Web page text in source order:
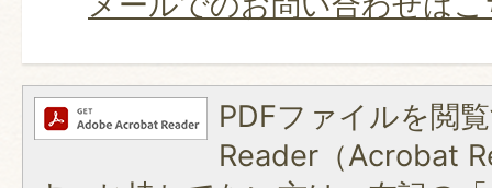
PDFファイルを閲
Reader（Acrobat